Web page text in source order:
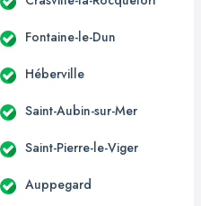
Fontaine-le-Dun
Héberville
Saint-Aubin-sur-Mer
Saint-Pierre-le-Viger
Auppegard